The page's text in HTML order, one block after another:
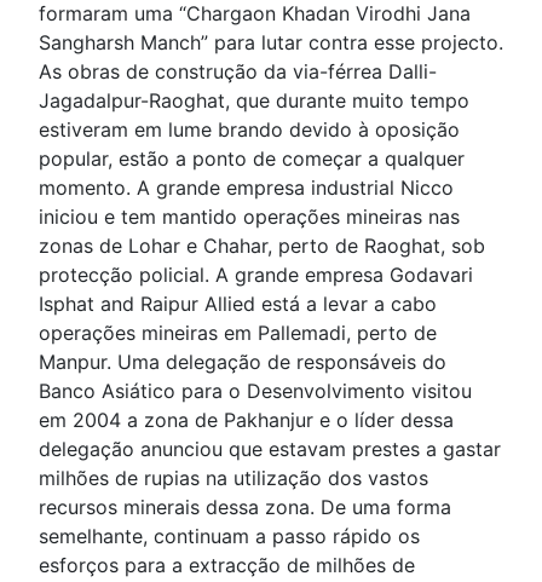
formaram uma “Chargaon Khadan Virodhi Jana
Sangharsh Manch” para lutar contra esse projecto.
As obras de construção da via-férrea Dalli-
Jagadalpur-Raoghat, que durante muito tempo
estiveram em lume brando devido à oposição
popular, estão a ponto de começar a qualquer
momento. A grande empresa industrial Nicco
iniciou e tem mantido operações mineiras nas
zonas de Lohar e Chahar, perto de Raoghat, sob
protecção policial. A grande empresa Godavari
Isphat and Raipur Allied está a levar a cabo
operações mineiras em Pallemadi, perto de
Manpur. Uma delegação de responsáveis do
Banco Asiático para o Desenvolvimento visitou
em 2004 a zona de Pakhanjur e o líder dessa
delegação anunciou que estavam prestes a gastar
milhões de rupias na utilização dos vastos
recursos minerais dessa zona. De uma forma
semelhante, continuam a passo rápido os
esforços para a extracção de milhões de